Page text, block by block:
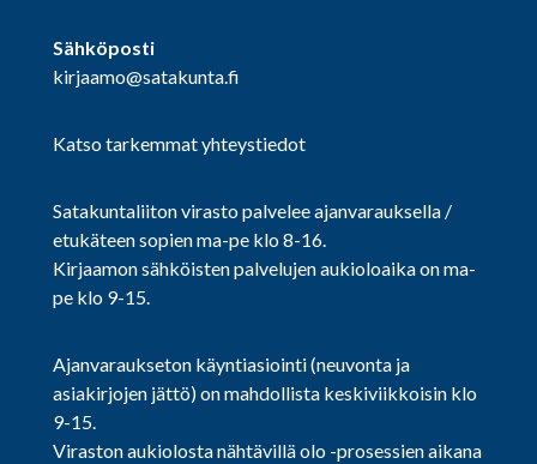
Sähköposti
kirjaamo@satakunta.fi
Katso tarkemmat yhteystiedot
Satakuntaliiton virasto palvelee ajanvarauksella /
etukäteen sopien ma-pe klo 8-16.
Kirjaamon sähköisten palvelujen aukioloaika on ma-
pe klo 9-15.
Ajanvaraukseton käyntiasiointi (neuvonta ja
asiakirjojen jättö) on mahdollista keskiviikkoisin klo
9-15.
Viraston aukiolosta nähtävillä olo -prosessien aikana